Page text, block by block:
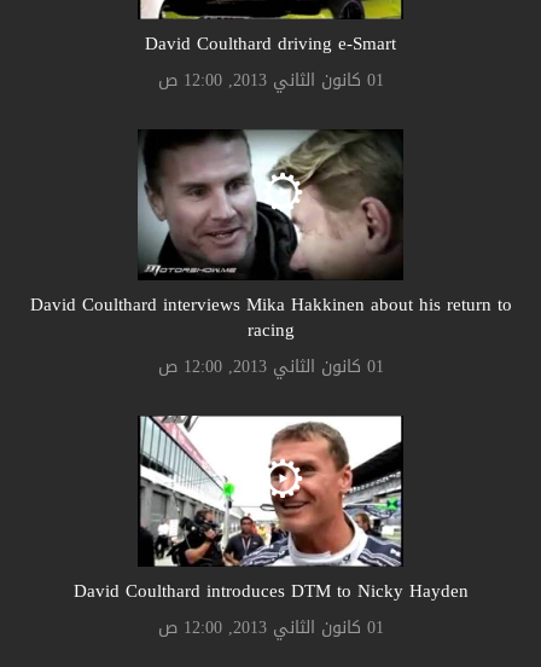
David Coulthard driving e-Smart
01 كانون الثاني 2013, 12:00 ص
David Coulthard interviews Mika Hakkinen about his return to
racing
01 كانون الثاني 2013, 12:00 ص
David Coulthard introduces DTM to Nicky Hayden
01 كانون الثاني 2013, 12:00 ص